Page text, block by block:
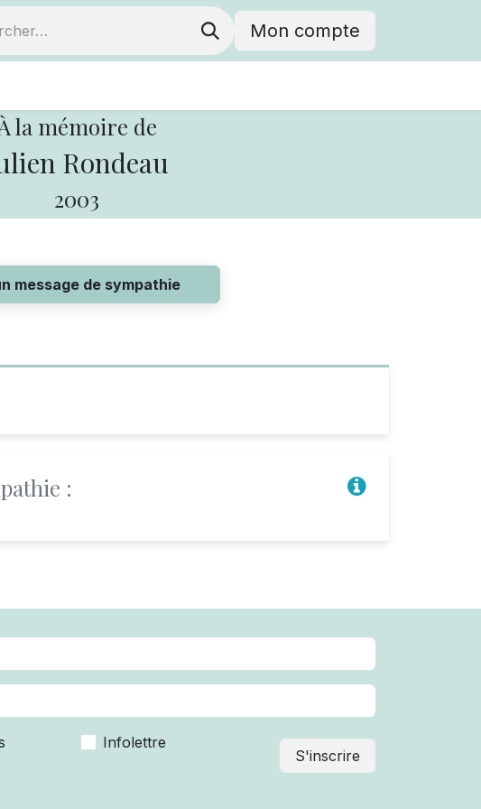
Mon compte
la mémoire de
Rondeau
2003
message de sympathie
:
Infolettre
S'inscrire